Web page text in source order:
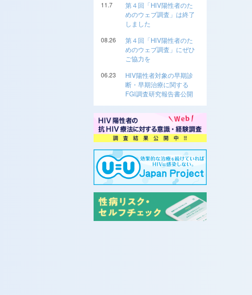
11.7
第４回「HIV陽性者のた
めのウェブ調査」は終了
しました
08.26
第４回「HIV陽性者のた
めのウェブ調査」にぜひ
ご協力を
06.23
HIV陽性者対象の早期診
断・早期治療に関する
FGI調査研究報告書公開